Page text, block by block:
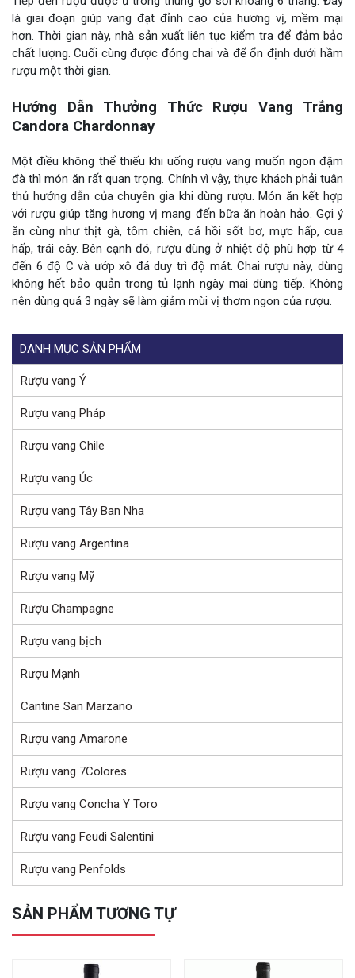
là giai đoạn giúp vang đạt đỉnh cao của hương vị, mềm mại
hơn. Thời gian này, nhà sản xuất liên tục kiểm tra để đảm bảo
chất lượng. Cuối cùng được đóng chai và để ổn định dưới hầm
rượu một thời gian.
Hướng Dẫn Thưởng Thức Rượu Vang Trắng
Candora Chardonnay
Một điều không thể thiếu khi uống rượu vang muốn ngon đậm
đà thì món ăn rất quan trọng. Chính vì vậy, thực khách phải tuân
thủ hướng dẫn của chuyên gia khi dùng rượu. Món ăn kết hợp
với rượu giúp tăng hương vị mang đến bữa ăn hoàn hảo. Gợi ý
ăn cùng như thịt gà, tôm chiên, cá hồi sốt bơ, mực hấp, cua
hấp, trái cây. Bên cạnh đó, rượu dùng ở nhiệt độ phù hợp từ 4
đến 6 độ C và ướp xô đá duy trì độ mát. Chai rượu này, dùng
không hết bảo quản trong tủ lạnh ngày mai dùng tiếp. Không
nên dùng quá 3 ngày sẽ làm giảm mùi vị thơm ngon của rượu.
DANH MỤC SẢN PHẨM
Rượu vang Ý
Rượu vang Pháp
Rượu vang Chile
Rượu vang Úc
Rượu vang Tây Ban Nha
Rượu vang Argentina
Rượu vang Mỹ
Rượu Champagne
Rượu vang bịch
Rượu Mạnh
Cantine San Marzano
Rượu vang Amarone
Rượu vang 7Colores
Rượu vang Concha Y Toro
Rượu vang Feudi Salentini
Rượu vang Penfolds
SẢN PHẨM TƯƠNG TỰ